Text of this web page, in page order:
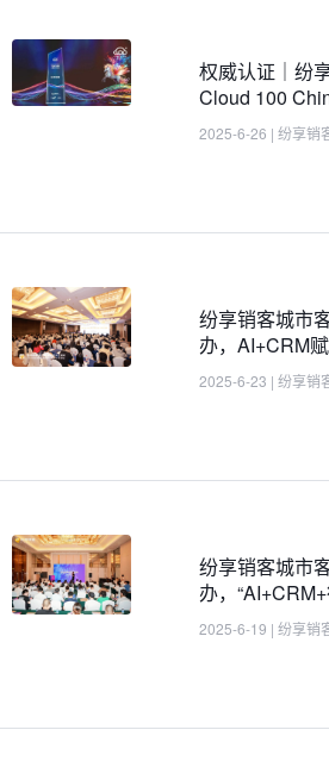
权威认证｜纷
Cloud 100
2025-6-26 | 纷享销
纷享销客城市
办，AI+CRM
2025-6-23 | 纷享销
纷享销客城市
办，
2025-6-19 | 纷享销